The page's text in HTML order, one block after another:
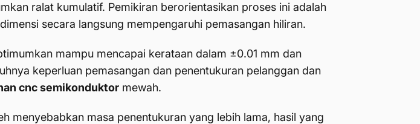
ralat kumulatif. Pemikiran berorientasikan proses ini adalah
secara langsung mempengaruhi pemasangan hiliran.
mampu mencapai kerataan dalam ±0.01 mm dan
keperluan pemasangan dan penentukuran pelanggan dan
cnc semikonduktor mewah.
menyebabkan masa penentukuran yang lebih lama, hasil yang